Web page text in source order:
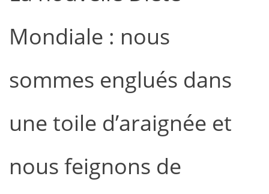
Mondiale : nous
sommes englués dans
une toile d’araignée et
nous feignons de